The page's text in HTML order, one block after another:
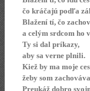
čo kráčajú podľa
Blažení tí, čo
a celým srdcom ho
Ty si dal príkazy,
aby sa verne plnili.
Kiež by ma moje
žeby som
Preukáž dobro